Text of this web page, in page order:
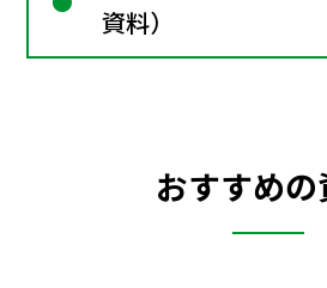
資料）
おすすめ